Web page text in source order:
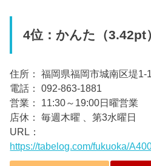
4位：かんた（3.42pt）
住所： 福岡県福岡市城南区堤1-
電話： 092-863-1881
営業： 11:30～19:00日曜営業
店休： 毎週木曜 、第3水曜日
URL：
https://tabelog.com/fukuoka/